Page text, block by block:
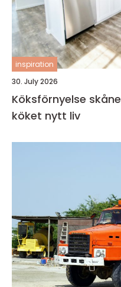
inspiration
30. July 2026
Köksförnyelse skåne smarta sätt att ge
köket nytt liv